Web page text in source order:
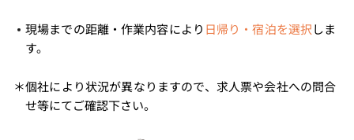
現場までの距離・作業内容により 日帰り・宿泊を選択しま
す。
個社により状況が異なりますので、求人票や会社への問合
せ等にてご確認下さい。